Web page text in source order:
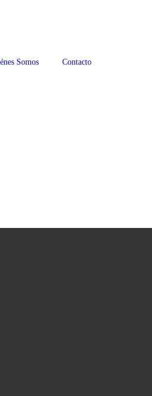
Somos Contacto